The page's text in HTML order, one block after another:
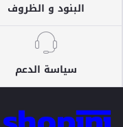
البنود و الظروف
سياسة الدعم